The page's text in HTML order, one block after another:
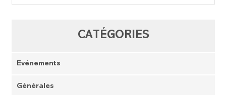
CATÉGORIES
Evénements
Générales